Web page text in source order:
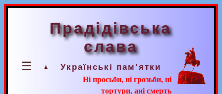
☰
Прадідівська
слава
Українські пам’ятки
Ні просьби, ні грозьби, ні
тортури, ані смерть